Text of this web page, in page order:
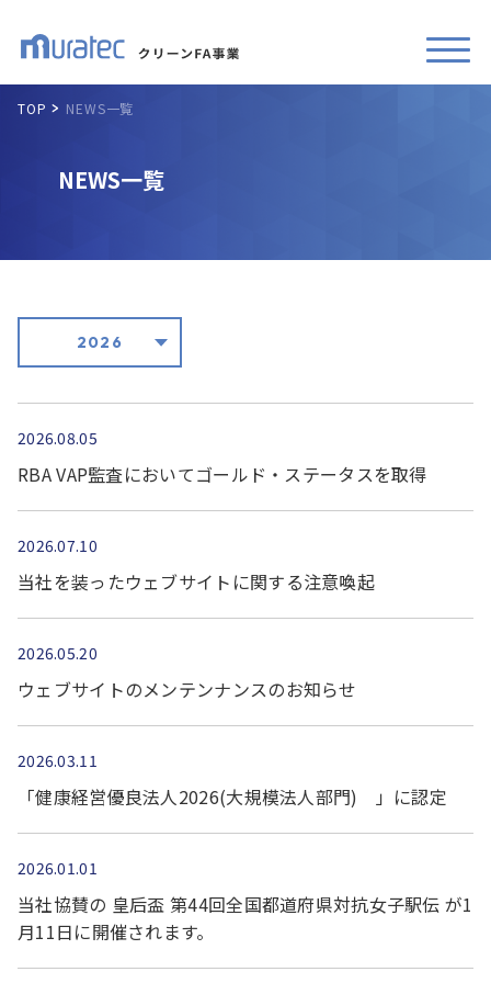
TOP NEWS一覧
NEWS一覧
2026
2026.08.05
RBA VAP監査においてゴールド・ステータスを取得
2026.07.10
当社を装ったウェブサイトに関する注意喚起
2026.05.20
ウェブサイトのメンテンナンスのお知らせ
2026.03.11
「健康経営優良法人2026(大規模法人部門) 」に認定
2026.01.01
当社協賛の 皇后盃 第44回全国都道府県対抗女子駅伝 が1
月11日に開催されます。